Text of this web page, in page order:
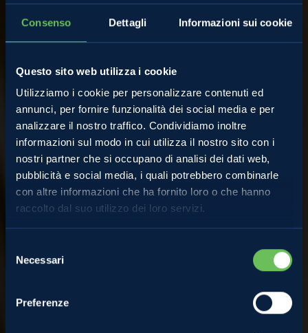
Consenso Dettagli Informazioni sui cookie
Questo sito web utilizza i cookie
Utilizziamo i cookie per personalizzare contenuti ed
annunci, per fornire funzionalità dei social media e per
analizzare il nostro traffico. Condividiamo inoltre
informazioni sul modo in cui utilizza il nostro sito con i
nostri partner che si occupano di analisi dei dati web,
pubblicità e social media, i quali potrebbero combinarle
con altre informazioni che ha fornito loro o che hanno
raccolto dal suo utilizzo dei loro servizi.
delNecessari
Preferenze
Comunicati Stampa
LA SUCCOSITÀ DI MORGANA
INCANTA IL MERCATO